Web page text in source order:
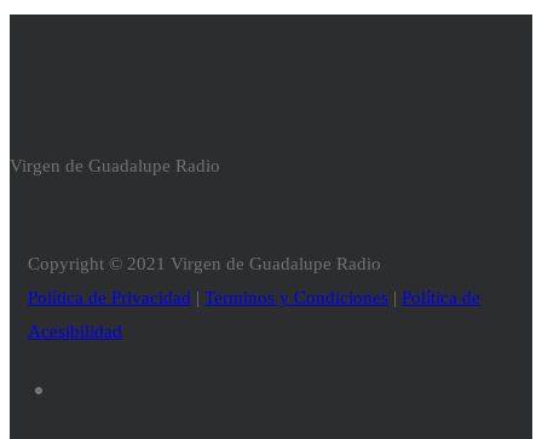
Virgen de Guadalupe Radio
Copyright © 2021 Virgen de Guadalupe Radio
Política de Privacidad | Terminos y Condiciones | Política de
Acesibilidad